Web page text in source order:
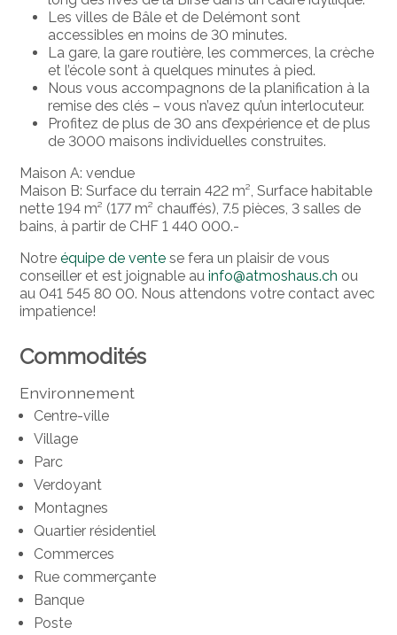
Les villes de Bâle et de Delémont sont
accessibles en moins de 30 minutes.
La gare, la gare routière, les commerces, la crèche
et l’école sont à quelques minutes à pied.
Nous vous accompagnons de la planification à la
remise des clés – vous n’avez qu’un interlocuteur.
Profitez de plus de 30 ans d’expérience et de plus
de 3000 maisons individuelles construites.
Maison A: vendue
Maison B: Surface du terrain 422 m², Surface habitable
nette 194 m² (177 m² chauffés), 7.5 pièces, 3 salles de
bains, à partir de CHF 1 440 000.-
Notreéquipe de vente se fera un plaisir de vous
conseiller et est joignable auinfo@atmoshaus.ch ou
au 041 545 80 00. Nous attendons votre contact avec
impatience!
Commodités
Environnement
Centre-ville
Village
Parc
Verdoyant
Montagnes
Quartier résidentiel
Commerces
Rue commerçante
Banque
Poste